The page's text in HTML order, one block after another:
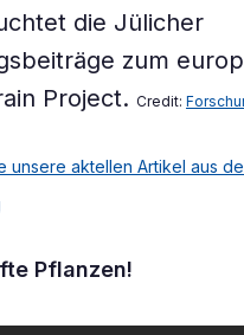
die Jülicher
zum
Project. Credit:
unsere aktellen Artikel aus
Pflanzen!